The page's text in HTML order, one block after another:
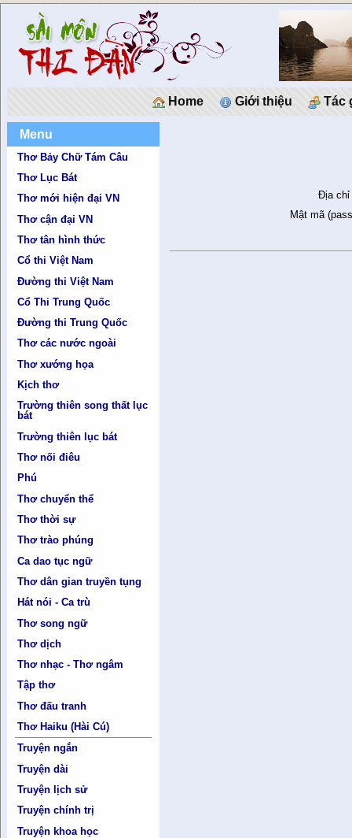
Home Giới thiệu Tác
Menu
Thơ Bảy Chữ Tám Câu
Thơ Lục Bát
Thơ mới hiện đại VN
Thơ cận đại VN
Thơ tân hình thức
Cổ thi Việt Nam
Đường thi Việt Nam
Cổ Thi Trung Quốc
Đường thi Trung Quốc
Thơ các nước ngoài
Thơ xướng họa
Kịch thơ
Trường thiên song thất lục
bát
Trường thiên lục bát
Thơ nối điêu
Phú
Thơ chuyển thể
Thơ thời sự
Thơ trào phúng
Ca dao tục ngữ
Thơ dân gian truyền tụng
Hát nói - Ca trù
Thơ song ngữ
Thơ dịch
Thơ nhạc - Thơ ngâm
Tập thơ
Thơ đấu tranh
Thơ Haiku (Hài Cú)
Truyện ngắn
Truyện dài
Truyện lịch sử
Truyện chính trị
Truyện khoa học
Địa chỉ
Mật mã